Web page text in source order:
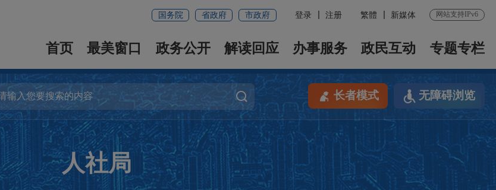
国务院 省政府 市政府 登录 注册 繁體 新媒体 网站支持IPv6
首页 最美窗口 政务公开 解读回应 办事服务 政民互动 专题专栏
长者模式 无障碍浏览
人社局